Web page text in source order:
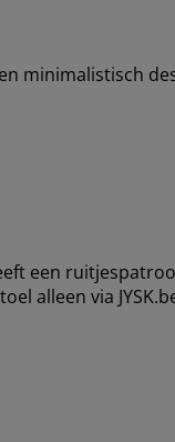
minimalistisch
een
alleen via